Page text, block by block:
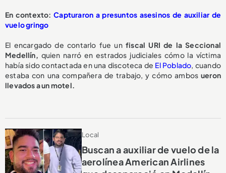
En contexto: Capturaron a presuntos asesinos de auxiliar de
vuelo gringo
El encargado de contarlo fue unfiscal URI de la Seccional
Medellín, quien narró en estrados judiciales cómo la víctima
había sido contactada en una discoteca de El Poblado, cuando
estaba con una compañera de trabajo, y cómo ambos ueron
llevados a un motel.
Local
Buscan a auxiliar de vuelo de la
aerolínea American Airlines